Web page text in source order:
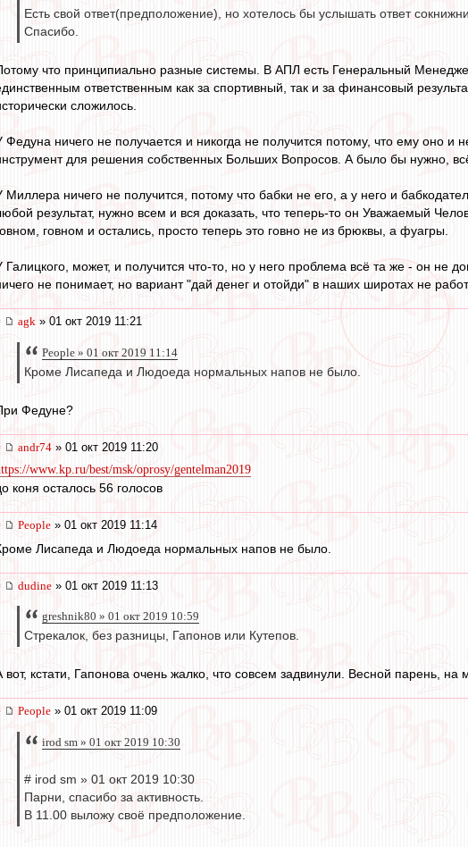
Есть свой ответ(предположение), но хотелось бы услышать ответ
Спасибо.
что принципиально разные системы. В АПЛ есть Генеральный
ответственным как за спортивный, так и за финансовый
сложилось.
Федуна ничего не получается и никогда не получится потому, что ему оно
для решения собственных Больших Вопросов. А было бы нужно,
Миллера ничего не получится, потому что бабки не его, а у него и
результат, нужно всем и вся доказать, что теперь-то он Уважаемый
говном и остались, просто теперь это говно не из брюквы, а фуагры.
Галицкого, может, и получится что-то, но у него проблема всё та же - он не
не понимает, но вариант "дай денег и отойди" в наших широтах не
agk » 01 окт 2019 11:21
People » 01 окт 2019 11:14
Кроме Лисапеда и Людоеда нормальных напов не было.
Федуне?
andr74 » 01 окт 2019 11:20
www.kp.ru/best/msk/oprosy/gentelman2019
коня осталось 56 голосов
People » 01 окт 2019 11:14
Лисапеда и Людоеда нормальных напов не было.
dudine » 01 окт 2019 11:13
greshnik80 » 01 окт 2019 10:59
Стрекалок, без разницы, Гапонов или Кутепов.
вот, кстати, Гапонова очень жалко, что совсем задвинули. Весной парень,
People » 01 окт 2019 11:09
irod sm » 01 окт 2019 10:30
# irod sm » 01 окт 2019 10:30
Парни, спасибо за активность.
В 11.00 выложу своё предположение.